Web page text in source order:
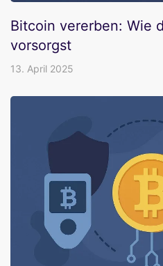
Bitcoin vererben: Wie
vorsorgst
13. April 2025